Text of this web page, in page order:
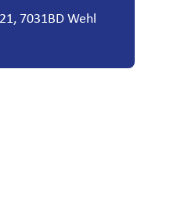
7031BD Wehl